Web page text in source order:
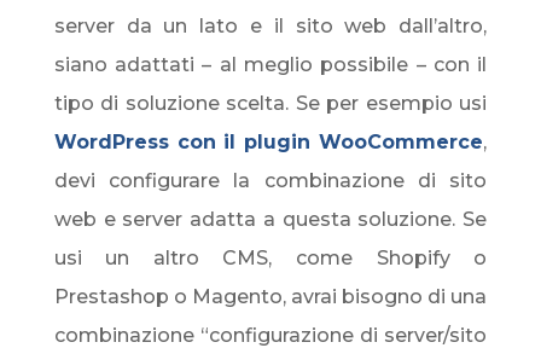
server da un lato e il sito web dall’altro,
siano adattati – al meglio possibile – con il
tipo di soluzione scelta. Se per esempio usi
WordPress con il plugin WooCommerce,
devi configurare la combinazione di sito
web e server adatta a questa soluzione. Se
usi un altro CMS, come Shopify o
Prestashop o Magento, avrai bisogno di una
combinazione “configurazione di server/sito